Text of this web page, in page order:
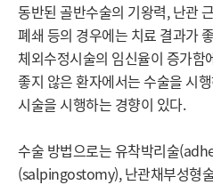
동반된 골반수술의 기왕력, 난관
폐쇄 등의 경우에는 치료 결과가
체외수정시술의 임신율이 증가함
좋지 않은 환자에서는 수술을 시
시술을 시행하는 경향이 있다.
수술 방법으로는 유착박리술
(salpingostomy), 난관채부성형